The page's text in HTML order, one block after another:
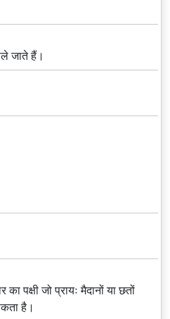
जाते हैं।
पक्षी जो प्रायः मैदानों या छतों
है।